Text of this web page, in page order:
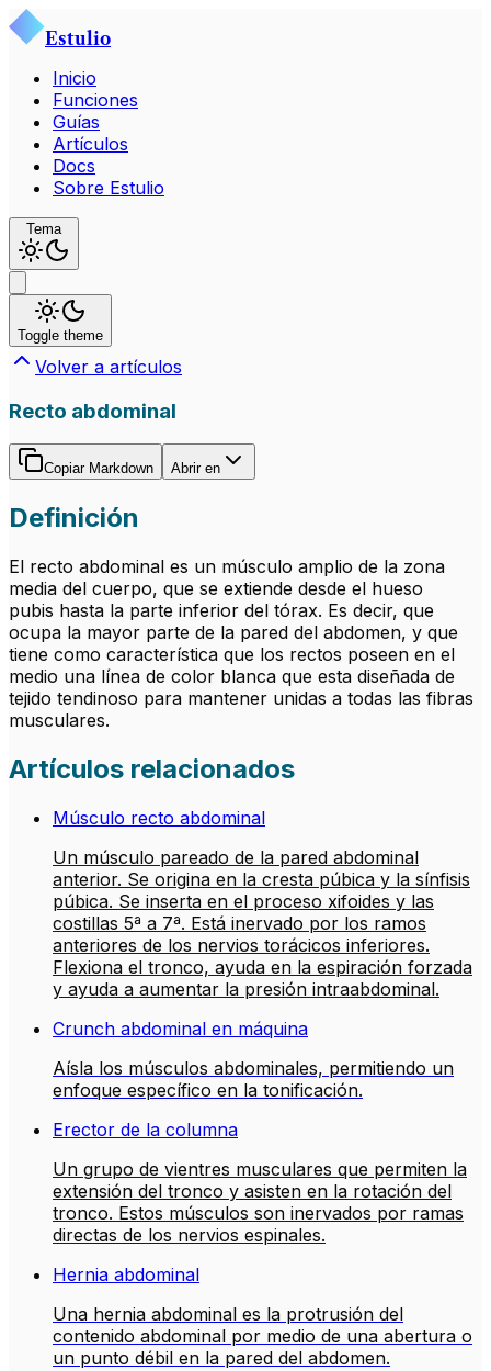
Estulio
Inicio
Funciones
Guías
Artículos
Docs
Sobre Estulio
Tema
Toggle theme
Volver a artículos
Recto abdominal
Copiar Markdown Abrir en
Definición
El recto abdominal es un músculo amplio de la zona
media del cuerpo, que se extiende desde el hueso
pubis hasta la parte inferior del tórax. Es decir, que
ocupa la mayor parte de la pared del abdomen, y que
tiene como característica que los rectos poseen en el
medio una línea de color blanca que esta diseñada de
tejido tendinoso para mantener unidas a todas las fibras
musculares.
Artículos relacionados
Músculo recto abdominal
Un músculo pareado de la pared abdominal
anterior. Se origina en la cresta púbica y la sínfisis
púbica. Se inserta en el proceso xifoides y las
costillas 5ª a 7ª. Está inervado por los ramos
anteriores de los nervios torácicos inferiores.
Flexiona el tronco, ayuda en la espiración forzada
y ayuda a aumentar la presión intraabdominal.
Crunch abdominal en máquina
Aísla los músculos abdominales, permitiendo un
enfoque específico en la tonificación.
Erector de la columna
Un grupo de vientres musculares que permiten la
extensión del tronco y asisten en la rotación del
tronco. Estos músculos son inervados por ramas
directas de los nervios espinales.
Hernia abdominal
Una hernia abdominal es la protrusión del
contenido abdominal por medio de una abertura o
un punto débil en la pared del abdomen.